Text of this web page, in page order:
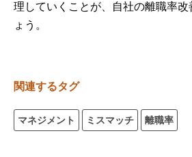
理していくことが、自社の離職率改
ょう。
関連するタグ
マネジメント ミスマッチ 離職率